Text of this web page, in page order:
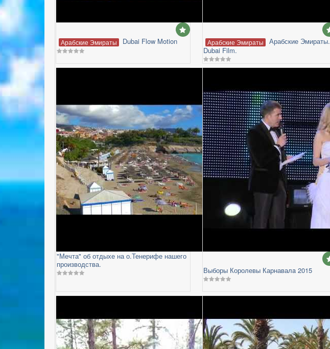
Арабские Эмираты Dubai Flow Motion Арабские Эмираты
Арабские Эмираты.
Dubai Film.
"Мечта" об отдыхе на о.Тенерифе нашего
производства.
Выборы Королевы Карнавалa 2015